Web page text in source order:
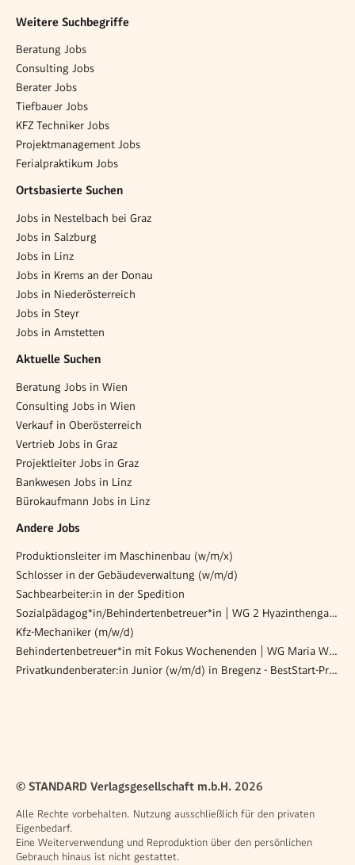
Weitere Suchbegriffe
Beratung Jobs
Consulting Jobs
Berater Jobs
Tiefbauer Jobs
KFZ Techniker Jobs
Projektmanagement Jobs
Ferialpraktikum Jobs
Ortsbasierte Suchen
Jobs in Nestelbach bei Graz
Jobs in Salzburg
Jobs in Linz
Jobs in Krems an der Donau
Jobs in Niederösterreich
Jobs in Steyr
Jobs in Amstetten
Aktuelle Suchen
Beratung Jobs in Wien
Consulting Jobs in Wien
Verkauf in Oberösterreich
Vertrieb Jobs in Graz
Projektleiter Jobs in Graz
Bankwesen Jobs in Linz
Bürokaufmann Jobs in Linz
Andere Jobs
Produktionsleiter im Maschinenbau (w/m/x)
Schlosser in der Gebäudeverwaltung (w/m/d)
Sachbearbeiter:in in der Spedition
Sozialpädagog*in/Behindertenbetreuer*in | WG 2 Hyazinthengasse
Kfz-Mechaniker (m/w/d)
Behindertenbetreuer*in mit Fokus Wochenenden | WG Maria Wald
Privatkundenberater:in Junior (w/m/d) in Bregenz - BestStart-Programm
© STANDARD Verlagsgesellschaft m.b.H. 2026
Alle Rechte vorbehalten. Nutzung ausschließlich für den privaten
Eigenbedarf.
Eine Weiterverwendung und Reproduktion über den persönlichen
Gebrauch hinaus ist nicht gestattet.